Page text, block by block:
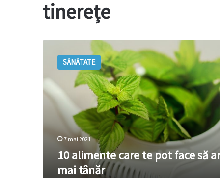
tinerețe
alimente
pot
face
mai
tânăr
SĂNĂTATE
7 mai 2021
10 alimente care te pot face să
mai tânăr